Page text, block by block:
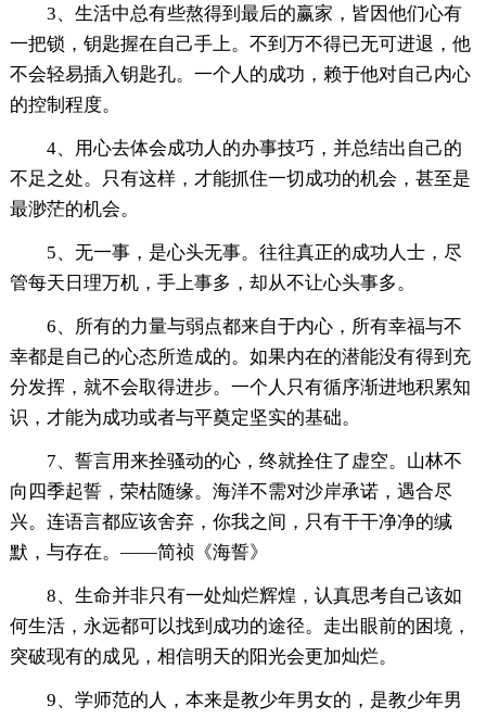
3、生活中总有些熬得到最后的赢家，皆因他们心有
一把锁，钥匙握在自己手上。不到万不得已无可进退，他
不会轻易插入钥匙孔。一个人的成功，赖于他对自己内心
的控制程度。
4、用心去体会成功人的办事技巧，并总结出自己的
不足之处。只有这样，才能抓住一切成功的机会，甚至是
最渺茫的机会。
5、无一事，是心头无事。往往真正的成功人士，尽
管每天日理万机，手上事多，却从不让心头事多。
6、所有的力量与弱点都来自于内心，所有幸福与不
幸都是自己的心态所造成的。如果内在的潜能没有得到充
分发挥，就不会取得进步。一个人只有循序渐进地积累知
识，才能为成功或者与平奠定坚实的基础。
7、誓言用来拴骚动的心，终就拴住了虚空。山林不
向四季起誓，荣枯随缘。海洋不需对沙岸承诺，遇合尽
兴。连语言都应该舍弃，你我之间，只有干干净净的缄
默，与存在。——简祯《海誓》
8、生命并非只有一处灿烂辉煌，认真思考自己该如
何生活，永远都可以找到成功的途径。走出眼前的困境，
突破现有的成见，相信明天的阳光会更加灿烂。
9、学师范的人，本来是教少年男女的，是教少年男